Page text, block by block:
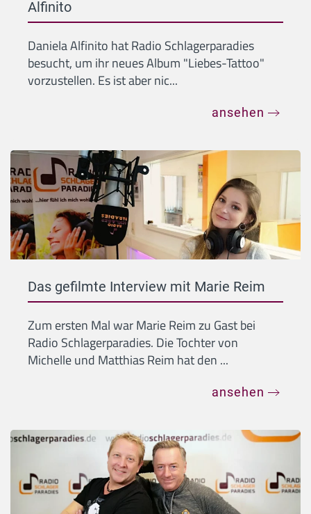
Alfinito
Daniela Alfinito hat Radio Schlagerparadies
besucht, um ihr neues Album "Liebes-Tattoo"
vorzustellen. Es ist aber nic...
ansehen
Das gefilmte Interview mit Marie Reim
Zum ersten Mal war Marie Reim zu Gast bei
Radio Schlagerparadies. Die Tochter von
Michelle und Matthias Reim hat den ...
ansehen